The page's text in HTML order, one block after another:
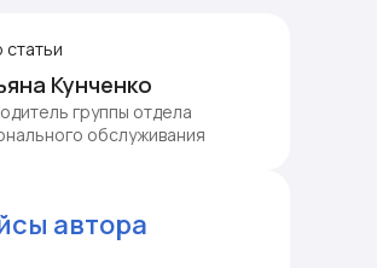
статьи
Кунченко
группы отдела
обслуживания
автора